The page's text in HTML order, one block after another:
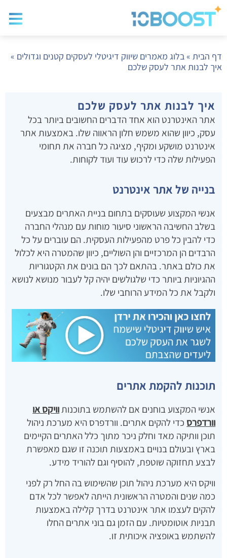
דף הבית »בלוג מאמרים שיווק דיגיטלי לעסקים קטנים וגדולים »
איך לבנות אתר לעסק שלכם
איך לבנות אתר לעסק שלכם
אתר האינטרנט הוא אחד הדברים החשובים ביותר בכל
עסק, כיוון שהוא משמש חלון הראווה שלו. באמצעות אתר
אינטרנט מושקע ומקיף, מציגה כל חברה את תחומי
הפעילות שלה כדי לרכוש עוד ועוד לקוחות.
בנייה של אתר אינטרנט
אנשי המקצוע שעוסקים בתחום בניית האתרים מבצעים
בשלב החשיבה הראשוני סיעור מוחות עם מנהלי החברה
כדי להבין כל פרט מהפעילות העסקית. הם עוברים על כל
הרבדים הן המרכזיים והן השוליים, כיוון שהמטרה היא לכלול
את כולם באתר. בהתאם לכך הם בונים את הקטגוריות
ההגיוניות ביותר כדי שלגולשים יהיה קל לעבור מנושא לנושא
ולקבל את כל המידע הרוחבי שלו.
תוכנות להקמת אתרים
אנשי המקצוע בוחנים אם להשתמש בתוכנותוויקס או
וורדפרס כדי להקים אתרים. וורדפרס היא מערכת ניהול
תוכן וותיקה מאד וחלק ניכר מתוך כלל האתרים הקיימים
בארץ ובעולם בנויים באמצעות תוכנה זו שגם מאפשרת
לבצע תחזוקה שוטפת, להוסיף וגם להוריד מידע.
וויקס היא מערכת ניהול תוכן שהשימוש בה החל רק לפני
כמה שנים והמטרה הראשונית הייתה לאפשר לכל אדם
להקים לעצמו אתר אינטרנט בדרך קלילה באמצעות
תבניות אוטומטיות. עם הזמן גם בוני אתרים החלו
להשתמש באופציה איכותית זו.